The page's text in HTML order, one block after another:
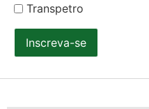
Transpetro
Inscreva-se